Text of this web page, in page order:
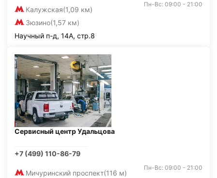
Калужская(1,09 км)
Зюзино(1,57 км)
Пн-Вс: 09:00 - 21:00
Научный п-д, 14А, стр.8
Сервисный центр Удальцова
+7 (499) 110-86-79
Мичуринский проспект(116 м)
Пн-Вс: 09:00 - 21:00